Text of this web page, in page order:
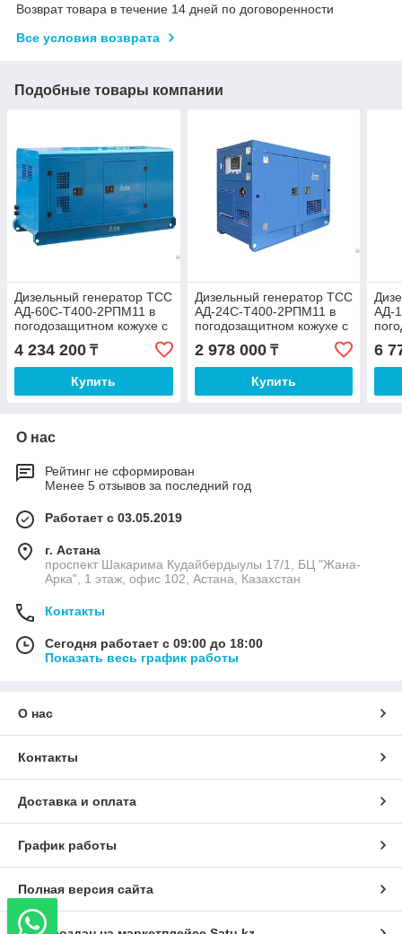
Возврат товара в течение 14 дней по договоренности
Все условия возврата
Подобные товары компании
Дизельный генератор ТСС
АД-60С-Т400-2РПМ11 в
погодозащитном кожухе с
4 234 200 ₸
Купить
Дизельный генератор ТСС
АД-24С-Т400-2РПМ11 в
погодозащитном кожухе с
2 978 000₸
Купить
АД-
6
О нас
Рейтинг не сформирован
Менее 5 отзывов за последний год
Работает с 03.05.2019
г. Астана
проспект Шакарима Кудайбердыулы 17/1, БЦ "Жана-
Арка", 1 этаж, офис 102, Астана, Казахстан
Контакты
Сегодня работает с 09:00 до 18:00
Показать весь график работы
О нас
Контакты
Доставка и оплата
График работы
Полная версия сайта